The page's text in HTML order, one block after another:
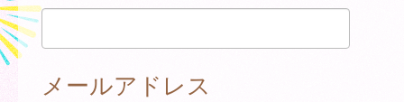
メールアドレス